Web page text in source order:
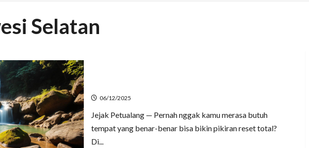
Selatan
06/12/2025
Jejak Petualang — Pernah nggak kamu merasa butuh
tempat yang benar-benar bisa bikin pikiran reset total?
Di...